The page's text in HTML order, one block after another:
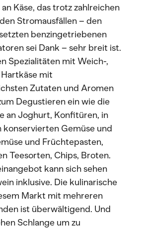
Käse, das trotz zahlreichen
Stromausfällen – den
benzingetriebenen
sei Dank – sehr breit ist.
Spezialitäten mit Weich-,
mit
Zutaten und Aromen
Degustieren ein wie die
an Joghurt, Konfitüren, in
konservierten Gemüse und
und Früchtepasten,
Teesorten, Chips, Broten.
kann sich sehen
inklusive. Die kulinarische
Markt mit mehreren
ist überwältigend. Und
Schlange um zu